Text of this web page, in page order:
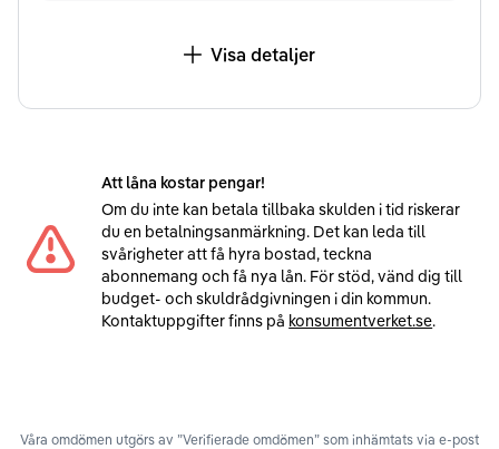
Visa detaljer
Att låna kostar pengar!
Om du inte kan betala tillbaka skulden i tid riskerar
du en betalningsanmärkning. Det kan leda till
svårigheter att få hyra bostad, teckna
abonnemang och få nya lån. För stöd, vänd dig till
budget- och skuldrådgivningen i din kommun.
Kontaktuppgifter finns på konsumentverket.se.
Våra omdömen utgörs av ”Verifierade omdömen” som inhämtats via e-post